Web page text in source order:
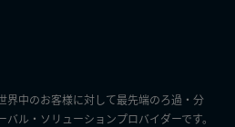
界中のお客様に対して最先端のろ過・分
ル・ソリューションプロバイダーです。